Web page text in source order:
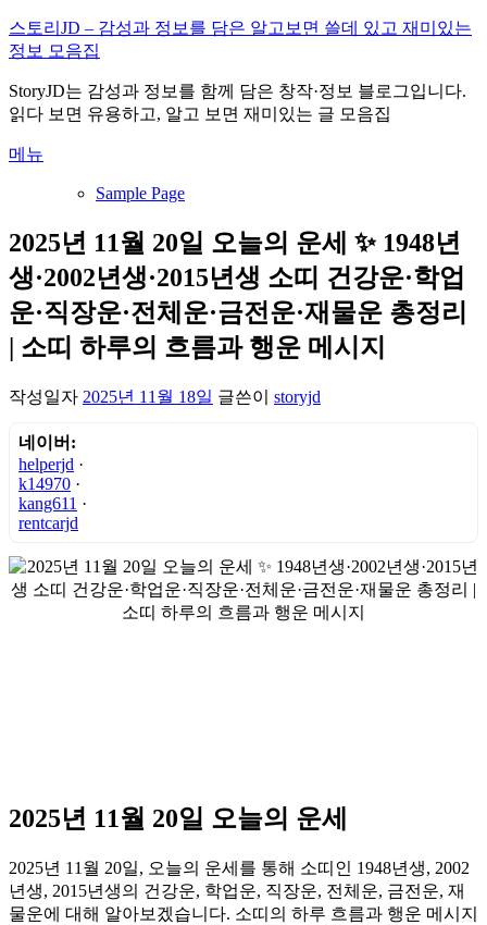
내
용
로
바
가
스토리JD – 감성과 정보를 담은 알고보면 쓸데 있고 재미있는
정보 모음집
StoryJD는 감성과 정보를 함께 담은 창작·정보 블로그입니다.
읽다 보면 유용하고, 알고 보면 재미있는 글 모음집
메뉴
Sample Page
2025년 11월 20일 오늘의 운세 ✨ 1948년
생·2002년생·2015년생 소띠 건강운·학업
운·직장운·전체운·금전운·재물운 총정리
| 소띠 하루의 흐름과 행운 메시지
작성일자 2025년 11월 18일 글쓴이 storyjd
네이버:
helperjd ·
k14970 ·
kang611 ·
rentcarjd
2025년 11월 20일 오늘의 운세
2025년 11월 20일, 오늘의 운세를 통해 소띠인 1948년생, 2002
년생, 2015년생의 건강운, 학업운, 직장운, 전체운, 금전운, 재
물운에 대해 알아보겠습니다. 소띠의 하루 흐름과 행운 메시지